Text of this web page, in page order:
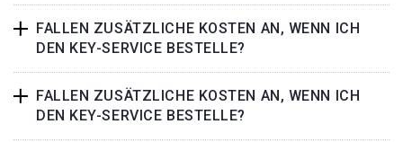
FALLEN ZUSÄTZLICHE KOSTEN AN, WENN ICH
DEN KEY-SERVICE BESTELLE?
FALLEN ZUSÄTZLICHE KOSTEN AN, WENN ICH
DEN KEY-SERVICE BESTELLE?